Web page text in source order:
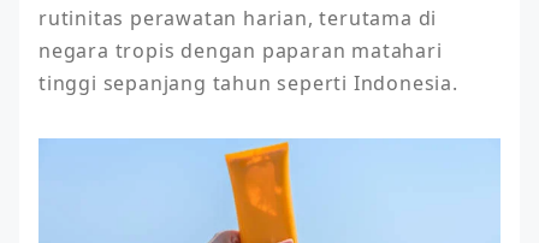
rutinitas perawatan harian, terutama di
negara tropis dengan paparan matahari